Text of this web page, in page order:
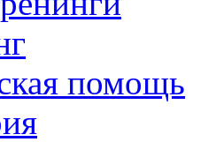
помощь